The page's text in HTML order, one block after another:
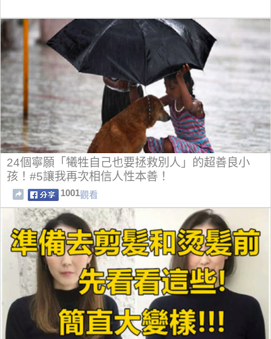
24個寧願「犧牲自己也要拯救別人」的超善良小
孩！#5讓我再次相信人性本善！
1001觀看